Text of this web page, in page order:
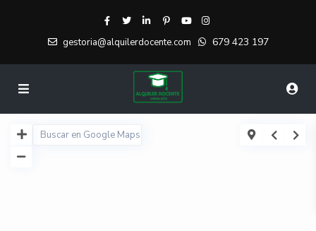
gestoria@alquilerdocente.com 679 423 197